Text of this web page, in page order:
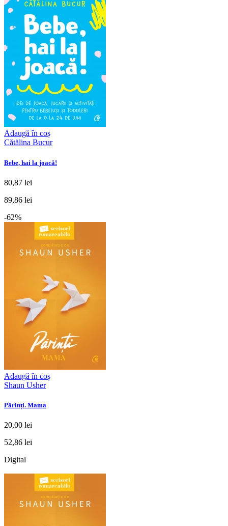
Adaugă în coș
Cătălina Bucur
Bebe, hai la joacă!
80,87 lei
89,86 lei
-62%
Adaugă în coș
Shaun Usher
Părinți. Mama
20,00 lei
52,86 lei
Digital